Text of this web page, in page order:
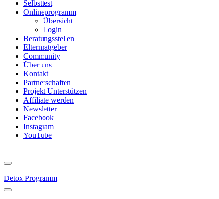
Selbsttest
Onlineprogramm
Übersicht
Login
Beratungsstellen
Elternratgeber
Community
Über uns
Kontakt
Partnerschaften
Projekt Unterstützen
Affiliate werden
Newsletter
Facebook
Instagram
YouTube
Detox Programm